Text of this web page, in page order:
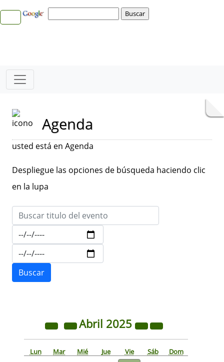
Agenda
usted está en Agenda
Despliegue las opciones de búsqueda haciendo clic
en la lupa
Abril 2025
Lun Mar Mié Jue Vie Sáb Dom